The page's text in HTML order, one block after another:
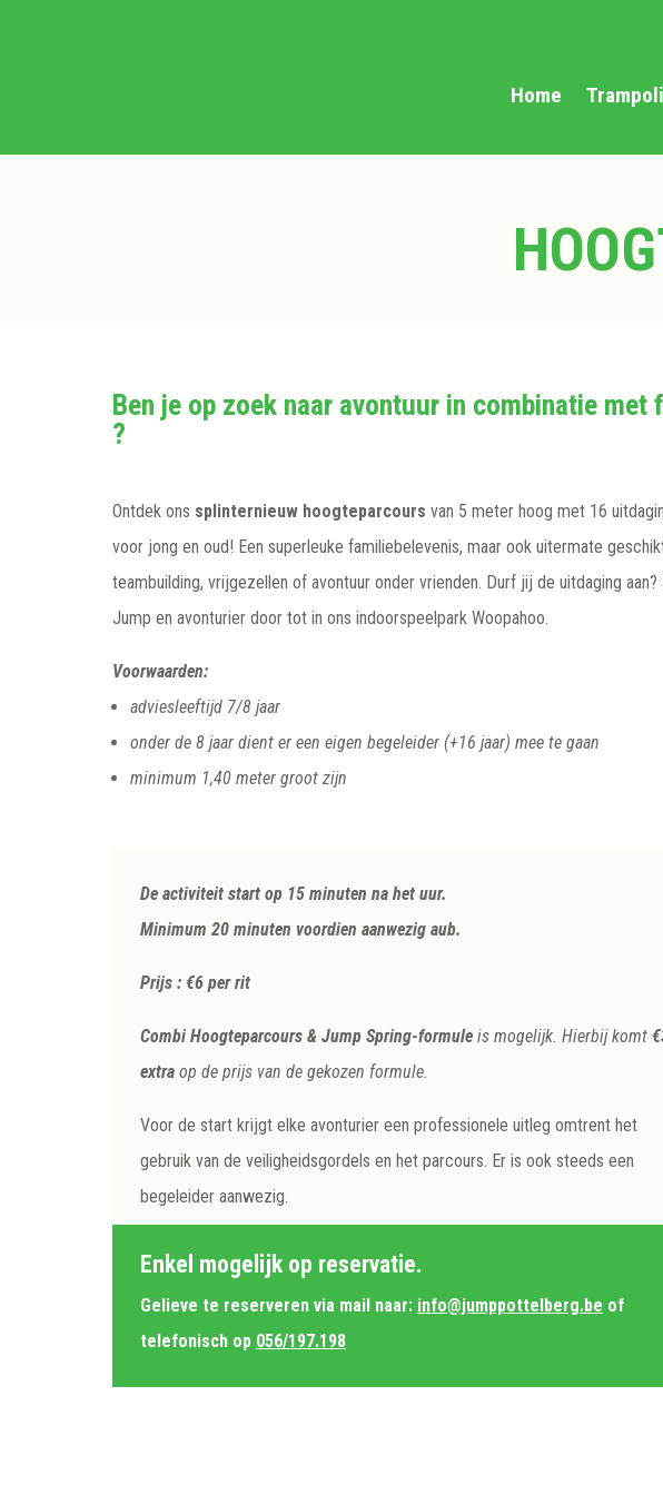
Home
Ben je op zoek naar avontuur in combinatie met
?
Ontdek ons splinternieuw hoogteparcours van 5 meter hoog met 16
voor jong en oud! Een superleuke familiebelevenis, maar ook uitermate
teambuilding, vrijgezellen of avontuur onder vrienden. Durf jij de uitdaging aan?
Jump en avonturier door tot in ons indoorspeelpark Woopahoo.
Voorwaarden:
adviesleeftijd 7/8 jaar
onder de 8 jaar dient er een eigen begeleider (+16 jaar) mee te gaan
minimum 1,40 meter groot zijn
De activiteit start op 15 minuten na het uur.
Minimum 20 minuten voordien aanwezig aub.
Prijs : €6 per rit
Combi Hoogteparcours & Jump Spring-formule is mogelijk. Hierbij komt
extra op de prijs van de gekozen formule.
Voor de start krijgt elke avonturier een professionele uitleg omtrent het
gebruik van de veiligheidsgordels en het parcours. Er is ook steeds een
begeleider aanwezig.
Enkel mogelijk op reservatie.
Gelieve te reserveren via mail naar: info@jumppottelberg.be of
telefonisch op 056/197.198